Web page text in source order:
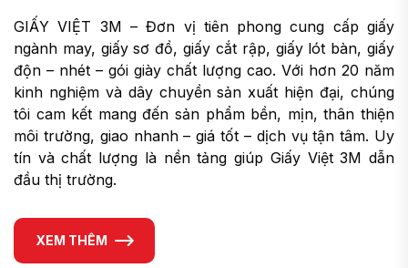
GIẤY VIỆT 3M – Đơn vị tiên phong cung cấp giấy
ngành may, giấy sơ đồ, giấy cắt rập, giấy lót bàn, giấy
độn – nhét – gói giày chất lượng cao. Với hơn 20 năm
kinh nghiệm và dây chuyền sản xuất hiện đại, chúng
tôi cam kết mang đến sản phẩm bền, mịn, thân thiện
môi trường, giao nhanh – giá tốt – dịch vụ tận tâm. Uy
tín và chất lượng là nền tảng giúp Giấy Việt 3M dẫn
đầu thị trường.
XEM THÊM